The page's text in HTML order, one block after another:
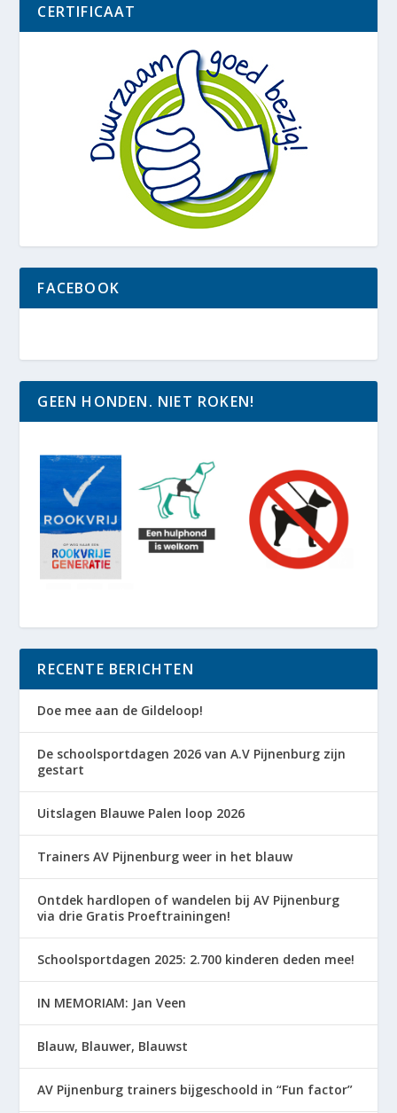
CERTIFICAAT
FACEBOOK
GEEN HONDEN. NIET ROKEN!
RECENTE BERICHTEN
Doe mee aan de Gildeloop!
De schoolsportdagen 2026 van A.V Pijnenburg zijn
gestart
Uitslagen Blauwe Palen loop 2026
Trainers AV Pijnenburg weer in het blauw
Ontdek hardlopen of wandelen bij AV Pijnenburg
via drie Gratis Proeftrainingen!
Schoolsportdagen 2025: 2.700 kinderen deden mee!
IN MEMORIAM: Jan Veen
Blauw, Blauwer, Blauwst
AV Pijnenburg trainers bijgeschoold in “Fun factor”